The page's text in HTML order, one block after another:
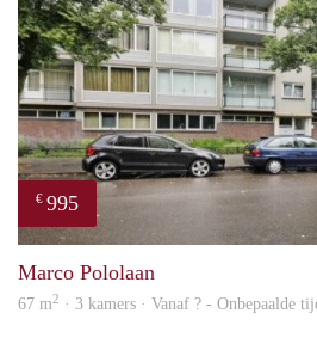
€ 995
Marco Pololaan
67 m2 · 3 kamers · Vanaf ? - Onbepaalde